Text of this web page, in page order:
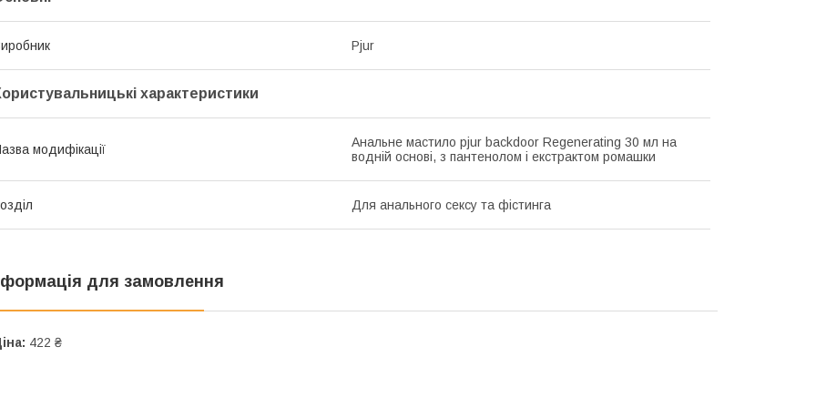
Pjur
характеристики
модифікації
Анальне мастило pjur backdoor Regenerating 30 мл на
водній основі, з пантенолом і екстрактом ромашки
Для анального сексу та фістинга
для замовлення
422 ₴